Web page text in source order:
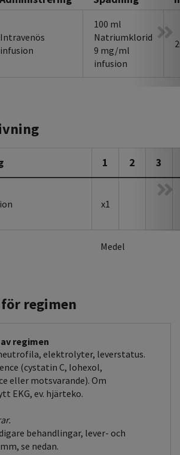
Intravenös
infusion
100 ml
Natriumklorid
9 mg/ml
infusion
1 2 3
x1
Medel
regimen
regimen
elektrolyter, leverstatus.
(cystatin C, Iohexol,
eller motsvarande). Om
EKG, ev. hjärteko.
behandlingar, lever- och
se nedan.